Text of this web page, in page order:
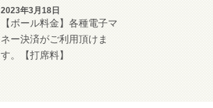
2023年3月18日
【ボール料金】各種電子マ
ネー決済がご利用頂けま
す。【打席料】